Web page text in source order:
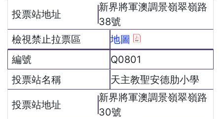
新界將軍澳調景嶺翠嶺路
38號
地圖
Q0801
天主教聖安德肋小學
新界將軍澳調景嶺翠嶺路
30號